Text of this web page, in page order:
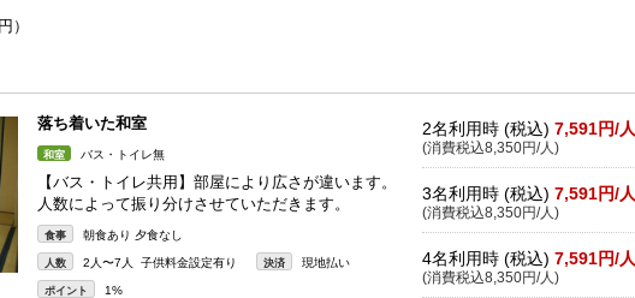
）
落ち着いた和室
和室 バス・トイレ無
【バス・トイレ共用】部屋により広さが違います。
人数によって振り分けさせていただきます。
食事 朝食あり 夕食なし
人数 2人〜7人 子供料金設定有り 決済 現地払い
ポイント 1%
2名利用時 (税込) 7,591円/人
(消費税込8,350円/人)
3名利用時 (税込) 7,591円/人
(消費税込8,350円/人)
4名利用時 (税込) 7,591円/人
(消費税込8,350円/人)